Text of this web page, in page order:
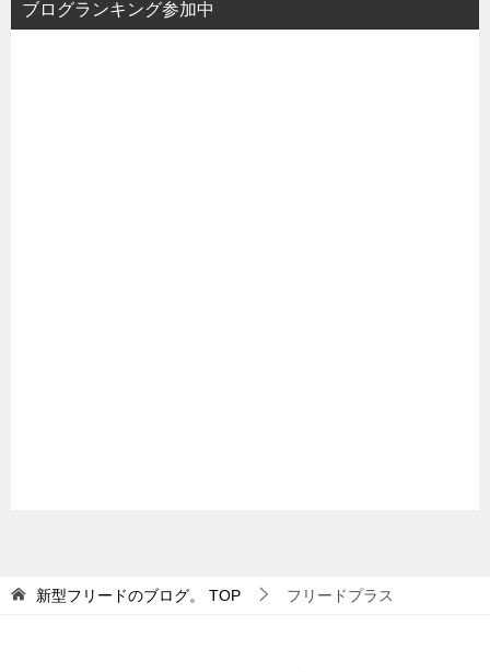
ブログランキング参加中
新型フリードのブログ。 TOP フリードプラス